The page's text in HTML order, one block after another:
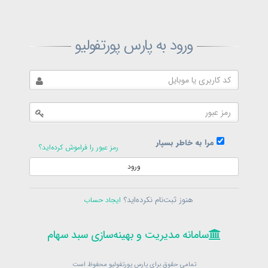
ورود به پارس پورتفولیو
مرا به خاطر بسپار
رمز عبور را فراموش کرده‌اید؟
ورود
هنوز ثبت‌نام نکرده‌اید؟ ایجاد حساب
سامانه مدیریت و بهینه‌سازی سبد سهام
تمامی حقوق برای پارس پورتفولیو محفوظ است
ثبت‌نام پارس پورتفولیو
ثبت‌نام
در حال حاضر عضو هستید؟فرم ورود
سامانه مدیریت و بهینه‌سازی سبد سهام
بازیابی رمز پارس پورتفولیو
در حال حاضر عضو هستید؟
سامانه مدیریت و بهینه‌سازی سبد سهام
تمامی حقوق برای پارس پورتفولیو محفوظ است